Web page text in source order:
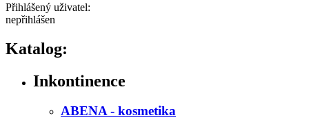
Přihlášený uživatel:
nepřihlášen
Katalog:
Inkontinence
ABENA - kosmetika